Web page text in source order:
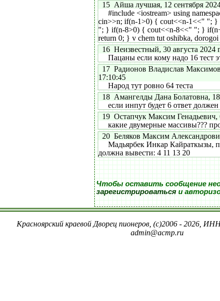
15 Айша лучшая, 12 сентября
#include <iostream> using
cin>>n; if(n-1>0) { cout<<n-1<<" ";
"; } if(n-8>0) { cout<<n-8<<" "; }
return 0; } v chem tut oshibka, dorogoi
16 Неизвестный, 30 августа 2024
Пацаны если кому надо 16 тест
17 Радионов Владислав
17:10:45
Народ тут ровно 64 теста
18 Амангелды Дана Болатовна,
если инпут будет 6 ответ должен
19 Остапчук Максим Генадьевич,
какие двумерные массивы???
20 Беляков Максим
Мадьярбек Инкар Кайраткызы,
должна вывести: 4 11 13 20
Чтобы оставить сообщение
зарегистрироватьсяи
Красноярский краевой Дворец пионеров, (c)2006 - 2026,
admin@acmp.ru